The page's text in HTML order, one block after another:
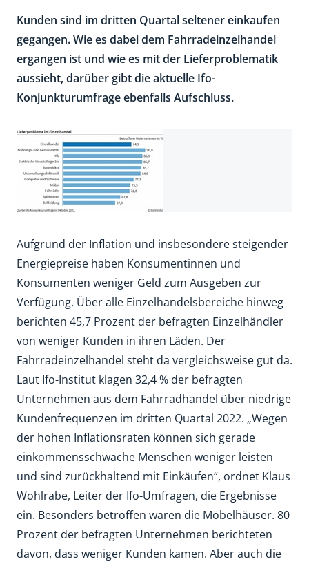
Kunden sind im dritten Quartal seltener einkaufen
gegangen. Wie es dabei dem Fahrradeinzelhandel
ergangen ist und wie es mit der Lieferproblematik
aussieht, darüber gibt die aktuelle Ifo-
Konjunkturumfrage ebenfalls Aufschluss.
Aufgrund der Inflation und insbesondere steigender
Energiepreise haben Konsumentinnen und
Konsumenten weniger Geld zum Ausgeben zur
Verfügung. Über alle Einzelhandelsbereiche hinweg
berichten 45,7 Prozent der befragten Einzelhändler
von weniger Kunden in ihren Läden. Der
Fahrradeinzelhandel steht da vergleichsweise gut da.
Laut Ifo-Institut klagen 32,4 % der befragten
Unternehmen aus dem Fahrradhandel über niedrige
Kundenfrequenzen im dritten Quartal 2022. „Wegen
der hohen Inflationsraten können sich gerade
einkommensschwache Menschen weniger leisten
und sind zurückhaltend mit Einkäufen“, ordnet Klaus
Wohlrabe, Leiter der Ifo-Umfragen, die Ergebnisse
ein. Besonders betroffen waren die Möbelhäuser. 80
Prozent der befragten Unternehmen berichteten
davon, dass weniger Kunden kamen. Aber auch die